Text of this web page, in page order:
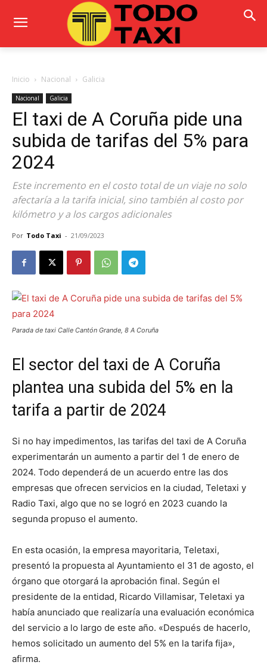
Inicio Nacional Galicia
Nacional Galicia
El taxi de A Coruña pide una
subida de tarifas del 5% para
2024
Este incremento en el costo total de un viaje no solo
afectaría a la tarifa inicial, sino también al costo por
kilómetro y a los cargos adicionales
Por Todo Taxi - 21/09/2023
Parada de taxi Calle Cantón Grande, 8 A Coruña
El sector del taxi de A Coruña
plantea una subida del 5% en la
tarifa a partir de 2024
Si no hay impedimentos, las tarifas del taxi de A Coruña
experimentarán un aumento a partir del 1 de enero de
2024. Todo dependerá de un acuerdo entre las dos
empresas que ofrecen servicios en la ciudad, Teletaxi y
Radio Taxi, algo que no se logró en 2023 cuando la
segunda propuso el aumento.
En esta ocasión, la empresa mayoritaria, Teletaxi,
presentó la propuesta al Ayuntamiento el 31 de agosto, el
órgano que otorgará la aprobación final. Según el
presidente de la entidad, Ricardo Villamisar, Teletaxi ya
había anunciado que realizaría una evaluación económica
del servicio a lo largo de este año. «Después de hacerlo,
hemos solicitado un aumento del 5% en la tarifa fija»,
afirma.